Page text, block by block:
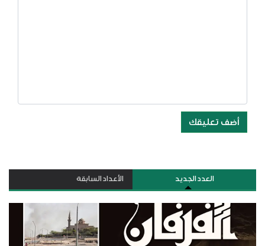
أضف تعليقك
العدد الجديد الأعداد السابقة